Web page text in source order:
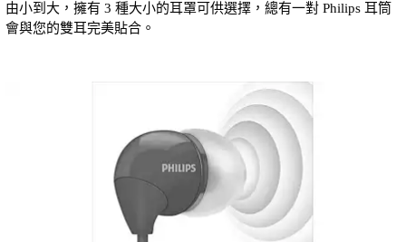
由小到大，擁有 3 種大小的耳罩可供選擇，總有一對 Philips 耳筒
會與您的雙耳完美貼合。